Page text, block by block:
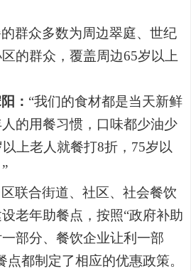
群众多数为周边翠庭、世纪
的群众，覆盖周边65岁以上
： “我们的食材都是当天新鲜
的用餐习惯，口味都少油少
上老人就餐打8折，75岁以
联合街道、社区、社会餐饮
老年助餐点，按照“政府补助
部分、餐饮企业让利一部
点都制定了相应的优惠政策。